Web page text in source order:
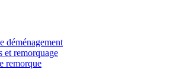
déménagement
et remorquage
remorque